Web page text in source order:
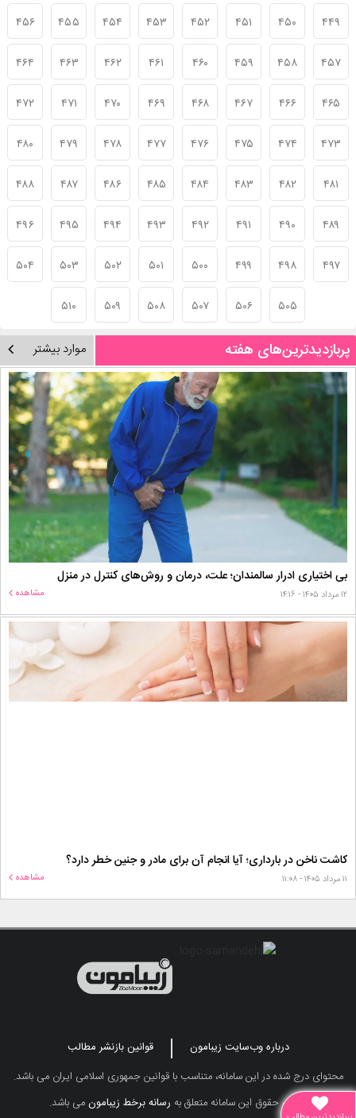
۴۴۹ ۴۵۰ ۴۵۱ ۴۵۲ ۴۵۳ ۴۵۴ ۴۵۵ ۴۵۶
۴۵۷ ۴۵۸ ۴۵۹ ۴۶۰ ۴۶۱ ۴۶۲ ۴۶۳ ۴۶۴
۴۶۵ ۴۶۶ ۴۶۷ ۴۶۸ ۴۶۹ ۴۷۰ ۴۷۱ ۴۷۲
۴۷۳ ۴۷۴ ۴۷۵ ۴۷۶ ۴۷۷ ۴۷۸ ۴۷۹ ۴۸۰
۴۸۱ ۴۸۲ ۴۸۳ ۴۸۴ ۴۸۵ ۴۸۶ ۴۸۷ ۴۸۸
۴۸۹ ۴۹۰ ۴۹۱ ۴۹۲ ۴۹۳ ۴۹۴ ۴۹۵ ۴۹۶
۴۹۷ ۴۹۸ ۴۹۹ ۵۰۰ ۵۰۱ ۵۰۲ ۵۰۳ ۵۰۴
۵۰۵ ۵۰۶ ۵۰۷ ۵۰۸ ۵۰۹ ۵۱۰
پربازدیدترین‌های هفته موارد بیشتر
بی اختیاری ادرار سالمندان؛ علت، درمان و روش‌های کنترل در منزل
۱۲ مرداد ۱۴۰۵ - ۱۴:۱۶ مشاهده
کاشت ناخن در بارداری؛ آیا انجام آن برای مادر و جنین خطر دارد؟
۱۱ مرداد ۱۴۰۵ - ۱۱:۰۸ مشاهده
درباره وب‌سایت زیبامون
قوانین بازنشر مطالب
محتوای درج شده در این سامانه، متناسب با قوانین جمهوری اسلامی ایران می باشد.
تمامی حقوق این سامانه متعلق به رسانه برخط زیبامونمی باشد.